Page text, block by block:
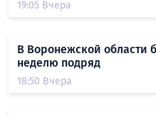
19:05 Вчера
В Воронежской области
неделю подряд
18:50 Вчера